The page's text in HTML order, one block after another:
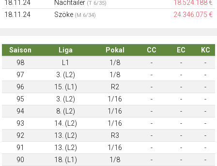
18.11.24 Nachtailer (T 6/35)
18.524.188 €
18.11.24
Szöke (M 6/34) 24.346.075 €
Saison Liga Pokal CC EC
KC
98
L1 1/8 - -
-
97
3. (L2) 1/8 - -
-
96
15. (L1) R2 - -
-
95
3. (L2) 1/16 - -
-
94
8. (L2) 1/16 - -
-
93
14. (L2) 1/16 - -
-
92
13. (L2) R3 - -
-
91
13. (L2) 1/16 - -
-
90
18. (L1) 1/8 - -
-